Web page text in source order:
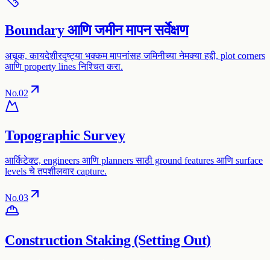
Boundary आणि जमीन मापन सर्वेक्षण
अचूक, कायदेशीरदृष्ट्या भक्कम मापनांसह जमिनीच्या नेमक्या हद्दी, plot corners
आणि property lines निश्चित करा.
No.02
Topographic Survey
आर्किटेक्ट, engineers आणि planners साठी ground features आणि surface
levels चे तपशीलवार capture.
No.03
Construction Staking (Setting Out)